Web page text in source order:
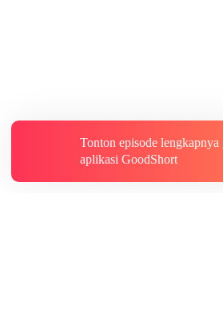
Tonton episode lengkapnya
aplikasi GoodShort